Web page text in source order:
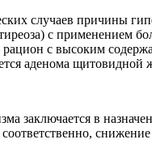
случаев причины
с применением
с высоким
аденома
заключается в